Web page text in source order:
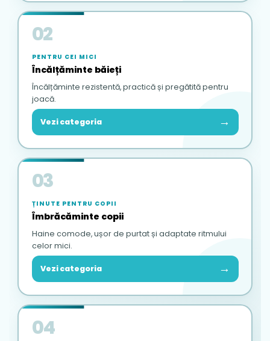
02
PENTRU CEI MICI
Încălțăminte băieți
Încălțăminte rezistentă, practică și pregătită pentru
joacă.
Vezi categoria →
03
ȚINUTE PENTRU COPII
Îmbrăcăminte copii
Haine comode, ușor de purtat și adaptate ritmului
celor mici.
Vezi categoria →
04